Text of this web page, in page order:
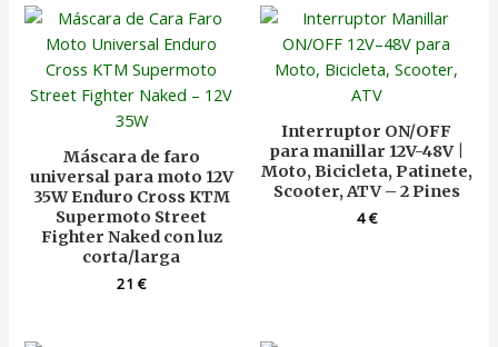
Máscara de faro
universal para moto 12V
35W Enduro Cross KTM
Supermoto Street
Fighter Naked con luz
corta/larga
21€
Interruptor ON/OFF
para manillar 12V-48V |
Moto, Bicicleta, Patinete,
Scooter, ATV – 2 Pines
4€